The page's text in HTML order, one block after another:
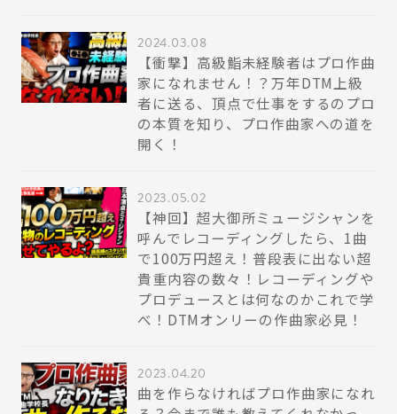
2024.03.08
【衝撃】高級鮨未経験者はプロ作曲
家になれません！？万年DTM上級
者に送る、頂点で仕事をするのプロ
の本質を知り、プロ作曲家への道を
開く！
2023.05.02
【神回】超大御所ミュージシャンを
呼んでレコーディングしたら、1曲
で100万円超え！普段表に出ない超
貴重内容の数々！レコーディングや
プロデュースとは何なのかこれで学
べ！DTMオンリーの作曲家必見！
2023.04.20
曲を作らなければプロ作曲家になれ